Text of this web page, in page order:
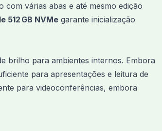
várias abas e até mesmo edição
512 GB NVMe garante inicialização
brilho para ambientes internos. Embora
para apresentações e leitura de
para videoconferências, embora